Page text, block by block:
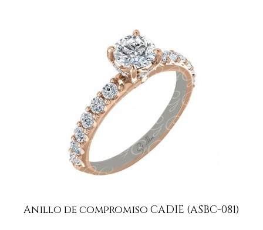
Anillo de compromiso CADIE (ASBC-081)